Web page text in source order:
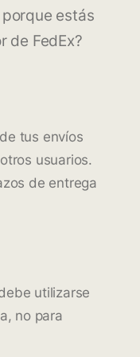
estás
de FedEx?
tus envíos
usuarios.
de entrega
utilizarse
no para